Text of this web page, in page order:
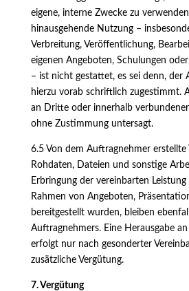
eigene, interne Zwecke zu
hinausgehende Nutzung –
Verbreitung, Veröffentlichung,
eigenen Angeboten, Schulungen
– ist nicht gestattet, es sei denn, der
hierzu vorab schriftlich zugestimmt.
an Dritte oder innerhalb
ohne Zustimmung untersagt.
6.5 Von dem Auftragnehmer erstellte
Rohdaten, Dateien und sonstige
Erbringung der vereinbarten
Rahmen von Angeboten,
bereitgestellt wurden, bleiben
Auftragnehmers. Eine Herausgabe
erfolgt nur nach gesonderter
zusätzliche Vergütung.
7. Vergütung